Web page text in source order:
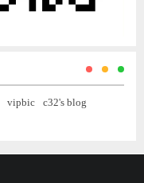
vipbic
c32's blog